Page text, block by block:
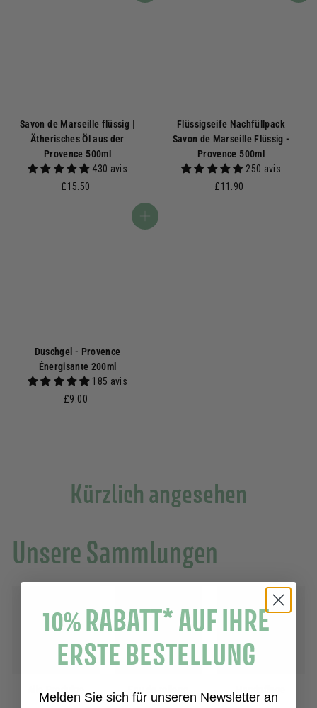
Savon de Marseille flüssig |
Ätherisches Öl aus der
Provence 500ml
430 avis
£15.50
Flüssigseife Nachfüllpack
Savon de Marseille Flüssig -
Provence 500ml
250 avis
£11.90
Duschgel - Provence
Énergisante 200ml
185 avis
£9.00£
Kürzlich angesehen
Unsere Sammlungen
Alle Produkte Eau de toilette
10% RABATT* AUF IHRE
ERSTE BESTELLUNG
Melden Sie sich für unseren Newsletter an